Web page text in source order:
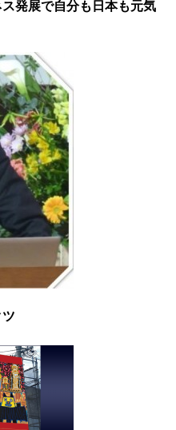
発展で自分も日本も元気